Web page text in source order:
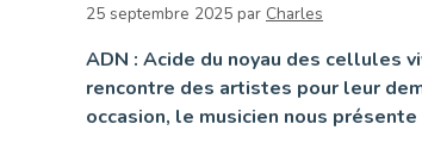
25 septembre 2025 par Charles
ADN : Acide du noyau des cellules
rencontre des artistes pour leur
occasion, le musicien nous